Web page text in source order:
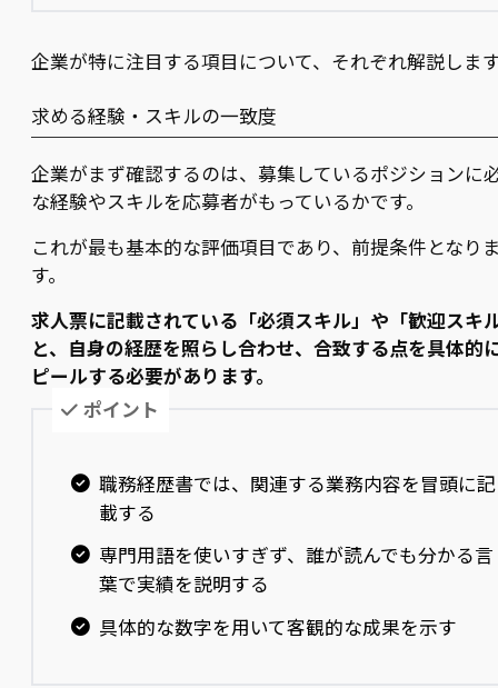
企業が特に注目する項目について、それぞれ解説しま
求める経験・スキルの一致度
企業がまず確認するのは、募集しているポジションに
な経験やスキルを応募者がもっているかです。
これが最も基本的な評価項目であり、前提条件となり
す。
求人票に記載されている「必須スキル」や「歓迎スキ
と、自身の経歴を照らし合わせ、合致する点を具体的
ピールする必要があります。
ポイント
職務経歴書では、関連する業務内容を冒頭に記
載する
専門用語を使いすぎず、誰が読んでも分かる言
葉で実績を説明する
具体的な数字を用いて客観的な成果を示す